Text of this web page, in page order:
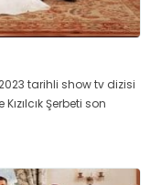
2023 tarihli show tv dizisi
Şerbeti son